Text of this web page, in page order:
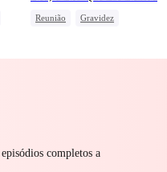
Reunião
Gravidez
completos a